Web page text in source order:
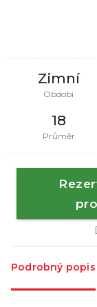
Zimní
Období
18
Průměr
Podrobný popis